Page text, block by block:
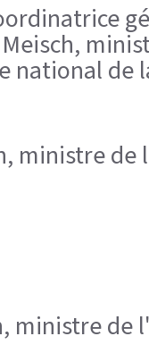
national de
ministre
ministre